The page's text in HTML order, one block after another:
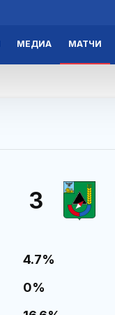
МЕДИА МАТЧИ
3
4.7%
0%